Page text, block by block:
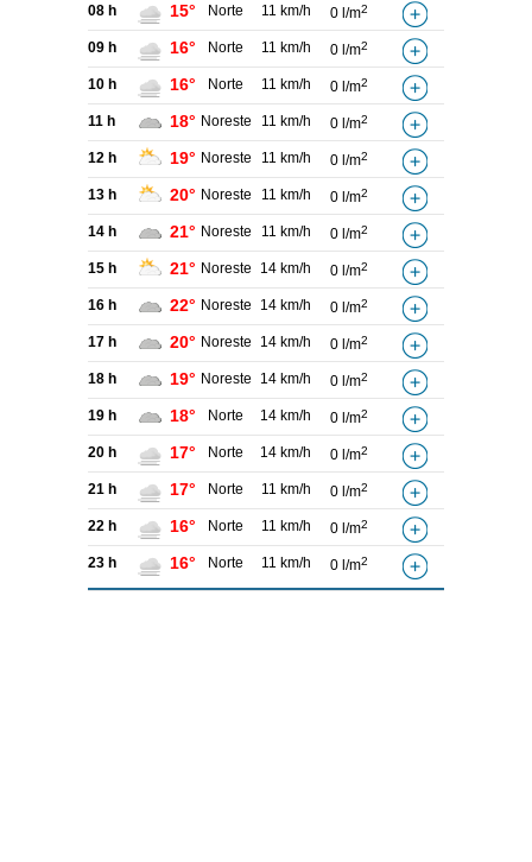
08 h 15° Norte 11 km/h 0 l/m2
09 h 16° Norte 11 km/h 0 l/m2
10 h 16° Norte 11 km/h 0 l/m2
11 h 18° Noreste 11 km/h 0 l/m2
12 h 19° Noreste 11 km/h 0 l/m2
13 h 20° Noreste 11 km/h 0 l/m2
14 h 21° Noreste 11 km/h 0 l/m2
15 h 21° Noreste 14 km/h 0 l/m2
16 h 22° Noreste 14 km/h 0 l/m2
17 h 20° Noreste 14 km/h 0 l/m2
18 h 19° Noreste 14 km/h 0 l/m2
19 h 18° Norte 14 km/h 0 l/m2
20 h 17° Norte 14 km/h 0 l/m2
21 h 17° Norte 11 km/h 0 l/m2
22 h 16° Norte 11 km/h 0 l/m2
23 h 16° Norte 11 km/h 0 l/m2